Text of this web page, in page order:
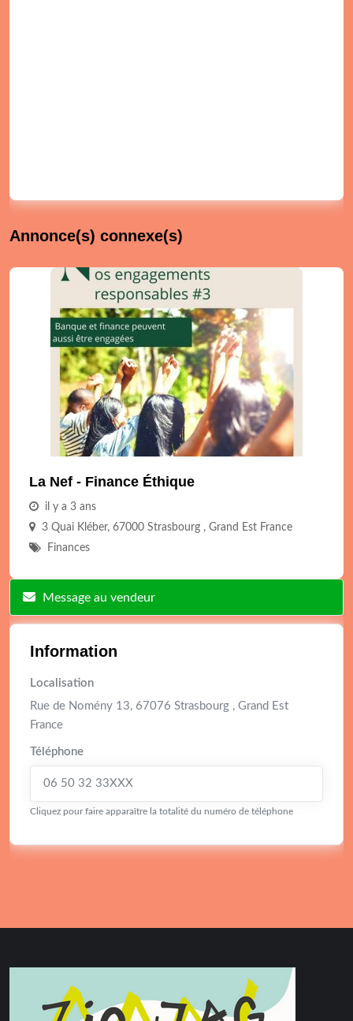
Annonce(s) connexe(s)
La Nef - Finance Éthique
il y a 3 ans
3 Quai Kléber, 67000 Strasbourg , Grand Est France
Finances
Message au vendeur
Information
Localisation
Rue de Nomény 13, 67076 Strasbourg , Grand Est
France
Téléphone
06 50 32 33XXX
Cliquez pour faire apparaître la totalité du numéro de téléphone